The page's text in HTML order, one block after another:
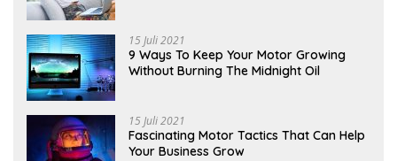
15 Juli 2021
9 Ways To Keep Your Motor Growing
Without Burning The Midnight Oil
15 Juli 2021
Fascinating Motor Tactics That Can Help
Your Business Grow